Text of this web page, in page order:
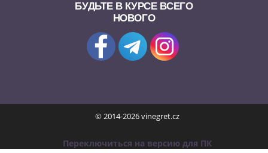
БУДЬТЕ В КУРСЕ ВСЕГО
НОВОГО
© 2014-2026 vinegret.cz
Переключиться на версию для ПК